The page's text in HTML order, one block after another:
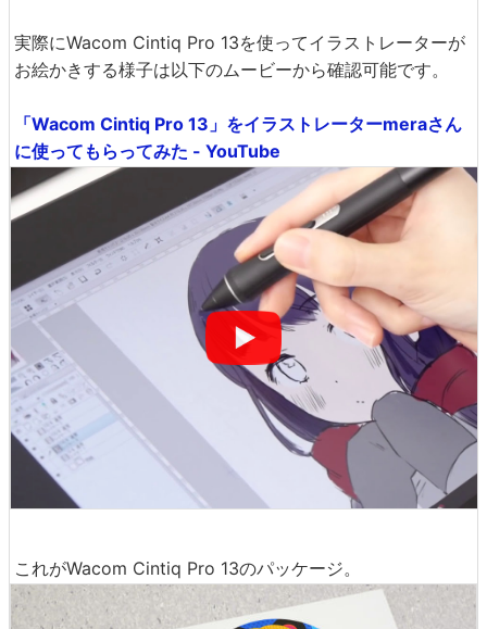
実際にWacom Cintiq Pro 13を使ってイラストレーターが
お絵かきする様子は以下のムービーから確認可能です。
「Wacom Cintiq Pro 13」をイラストレーターmeraさん
に使ってもらってみた - YouTube
これがWacom Cintiq Pro 13のパッケージ。